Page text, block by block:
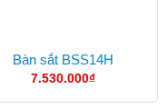
Bàn sắt BSS14H
7.530.000₫